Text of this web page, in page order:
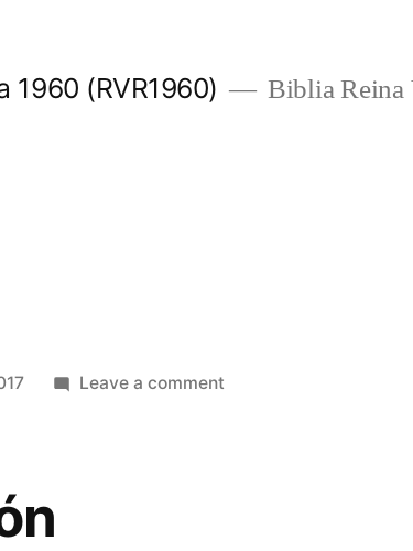
1960 (RVR1960) Biblia Reina
Leave a commenton